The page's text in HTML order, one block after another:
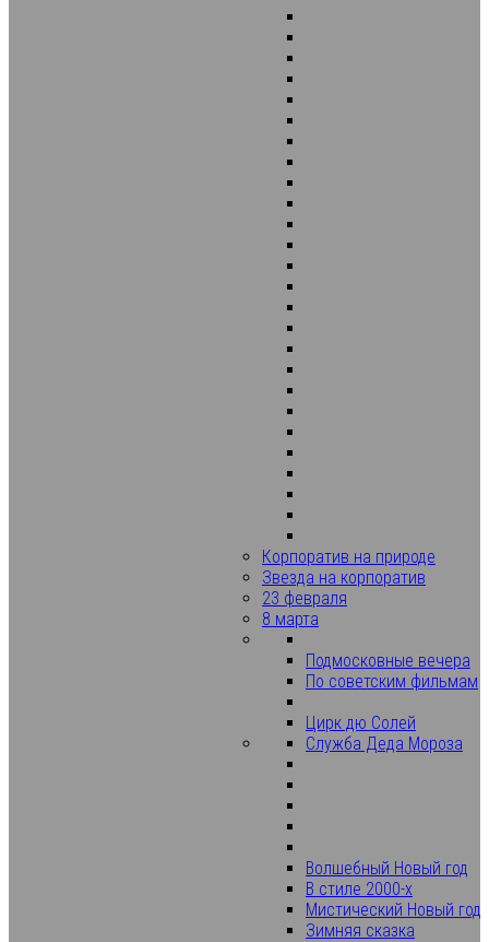
Корпоратив на природе
Звезда на корпоратив
23 февраля
8 марта
Подмосковные вечера
По советским фильмам
Цирк дю Солей
Служба Деда Мороза
Волшебный Новый год
В стиле 2000-х
Мистический Новый год
Зимняя сказка